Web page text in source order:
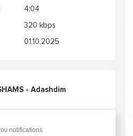
4:04
320 kbps
01.10.2025
- Adashdim
- Adashdim
notifications